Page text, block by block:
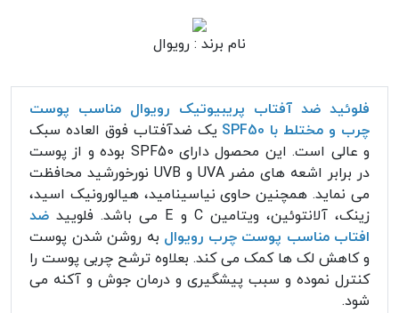
نام برند : رویوال
فلوئید ضد آفتاب پریبیوتیک رویوال مناسب پوست
چرب و مختلط با SPF50
یک ضدآفتاب فوق العاده سبک
و عالی است. این محصول دارای SPF50 بوده و از پوست
در برابر اشعه های مضر UVA و UVB نورخورشید محافظت
می نماید. همچنین حاوی نیاسینامید، هیالورونیک اسید،
زینک، آلانتوئین، ویتامین C و E می باشد. فلویید
ضد
افتاب مناسب پوست چرب رویوال به روشن شدن پوست
و کاهش لک‌ ها کمک می کند. بعلاوه ترشح چربی پوست را
کنترل نموده و سبب پیشگیری و درمان جوش و آکنه می
شود.